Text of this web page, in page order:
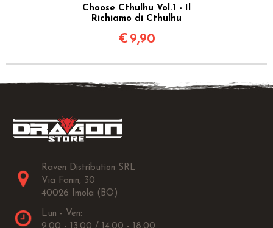
Choose Cthulhu Vol.1 - Il
Richiamo di Cthulhu
€ 9,90
Raven Distribution SRL
Via Fanin, 30
40026 Imola (BO)
Lun - Ven: